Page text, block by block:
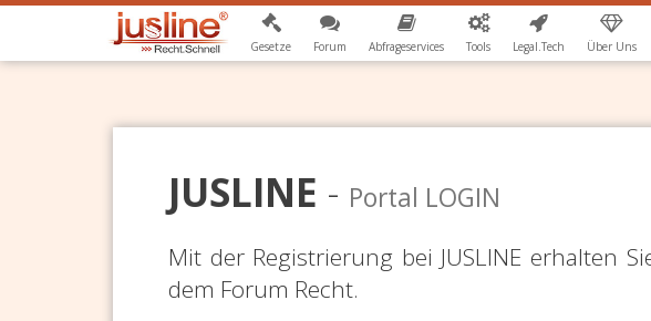
Gesetze Forum Abfrageservices Tools Legal.Tech Über Uns
JUSLINE - Portal LOGIN
Mit der Registrierung bei JUSLINE erhalten
dem Forum Recht.